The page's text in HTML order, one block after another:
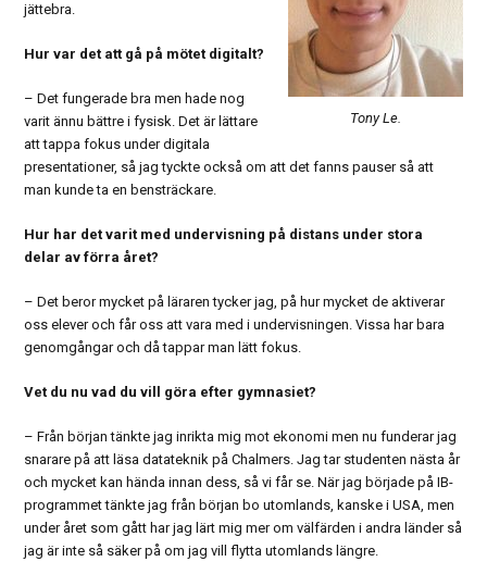
Tony Le.
jättebra.
Hur var det att gå på mötet digitalt?
– Det fungerade bra men hade nog
varit ännu bättre i fysisk. Det är lättare
att tappa fokus under digitala
presentationer, så jag tyckte också om att det fanns pauser så att
man kunde ta en bensträckare.
Hur har det varit med undervisning på distans under stora
delar av förra året?
– Det beror mycket på läraren tycker jag, på hur mycket de aktiverar
oss elever och får oss att vara med i undervisningen. Vissa har bara
genomgångar och då tappar man lätt fokus.
Vet du nu vad du vill göra efter gymnasiet?
– Från början tänkte jag inrikta mig mot ekonomi men nu funderar jag
snarare på att läsa datateknik på Chalmers. Jag tar studenten nästa år
och mycket kan hända innan dess, så vi får se. När jag började på IB-
programmet tänkte jag från början bo utomlands, kanske i USA, men
under året som gått har jag lärt mig mer om välfärden i andra länder så
jag är inte så säker på om jag vill flytta utomlands längre.